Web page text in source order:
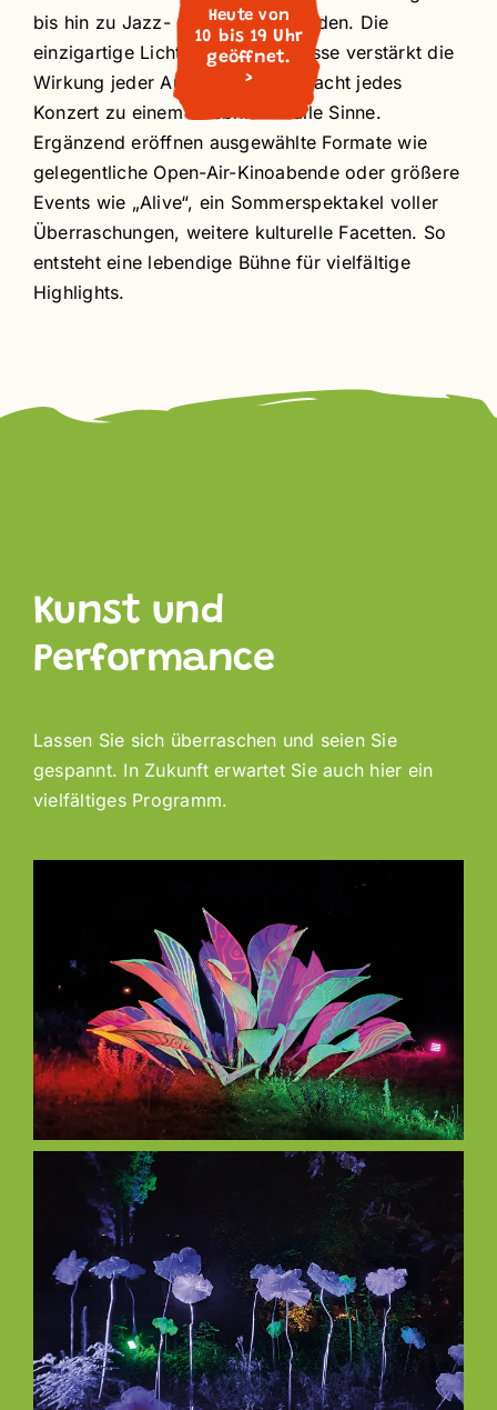
bis hin zu Jazz- und Klassikabenden. Die
einzigartige Licht- und Klangkulisse verstärkt die
Wirkung jeder Aufführung und macht jedes
Konzert zu einem Erlebnis für alle Sinne.
Ergänzend eröffnen ausgewählte Formate wie
gelegentliche Open-Air-Kinoabende oder größere
Events wie „Alive“, ein Sommerspektakel voller
Überraschungen, weitere kulturelle Facetten. So
entsteht eine lebendige Bühne für vielfältige
Highlights.
Kunst und
Performance
Lassen Sie sich überraschen und seien Sie
gespannt. In Zukunft erwartet Sie auch hier ein
vielfältiges Programm.
Heute von
10 bis 19 Uhr
geöffnet.
>